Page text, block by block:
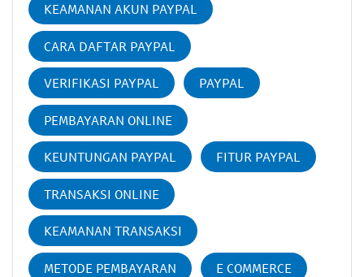
KEAMANAN AKUN PAYPAL
CARA DAFTAR PAYPAL
VERIFIKASI PAYPAL PAYPAL
PEMBAYARAN ONLINE
KEUNTUNGAN PAYPAL FITUR PAYPAL
TRANSAKSI ONLINE
KEAMANAN TRANSAKSI
METODE PEMBAYARAN E COMMERCE